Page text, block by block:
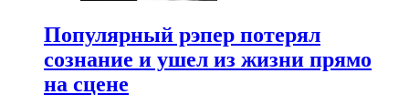
Популярный рэпер потерял
сознание и ушел из жизни прямо
на сцене